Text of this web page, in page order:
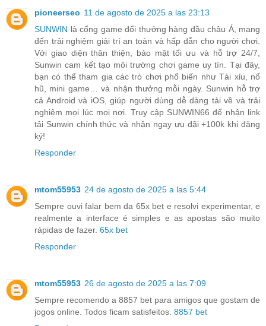
pioneerseo 11 de agosto de 2025 a las 23:13
SUNWIN là cổng game đổi thưởng hàng đầu châu Á, mang
đến trải nghiệm giải trí an toàn và hấp dẫn cho người chơi.
Với giao diện thân thiện, bảo mật tối ưu và hỗ trợ 24/7,
Sunwin cam kết tạo môi trường chơi game uy tín. Tại đây,
bạn có thể tham gia các trò chơi phổ biến như Tài xỉu, nổ
hũ, mini game… và nhận thưởng mỗi ngày. Sunwin hỗ trợ
cả Android và iOS, giúp người dùng dễ dàng tải về và trải
nghiệm mọi lúc mọi nơi. Truy cập SUNWIN66 để nhận link
tải Sunwin chính thức và nhận ngay ưu đãi +100k khi đăng
ký!
Responder
mtom55953 24 de agosto de 2025 a las 5:44
Sempre ouvi falar bem da 65x bet e resolvi experimentar, e
realmente a interface é simples e as apostas são muito
rápidas de fazer. 65x bet
Responder
mtom55953 26 de agosto de 2025 a las 7:09
Sempre recomendo a 8857 bet para amigos que gostam de
jogos online. Todos ficam satisfeitos. 8857 bet